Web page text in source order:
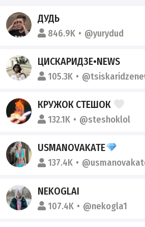
ДУДЬ
846.9K @yurydud
ЦИСКАРИДЗЕ•NEWS
105.3K
КРУЖОК СТЕШОК
132.1K @steshoklol
USMANOVAKATE
137.4K
NEKOGLAI
107.4K @nekogla1